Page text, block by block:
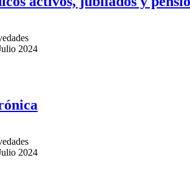
2024
2024